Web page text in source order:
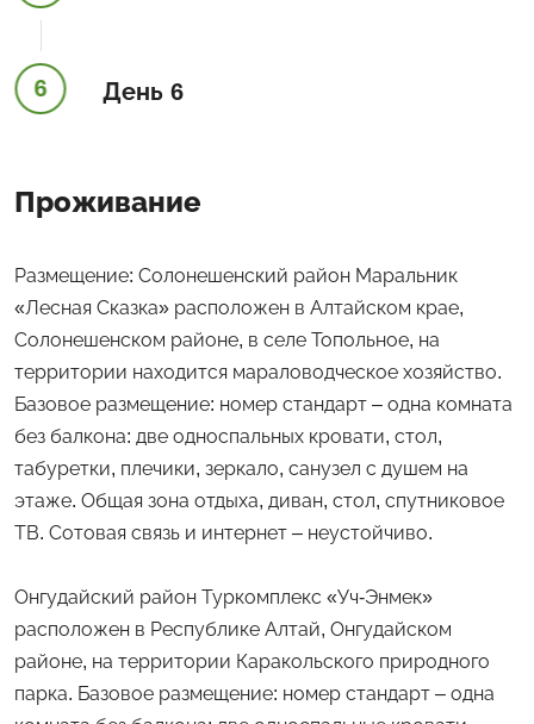
6 День 6
Проживание
Размещение: Солонешенский район Маральник
«Лесная Сказка» расположен в Алтайском крае,
Солонешенском районе, в селе Топольное, на
территории находится мараловодческое хозяйство.
Базовое размещение: номер стандарт – одна комната
без балкона: две односпальных кровати, стол,
табуретки, плечики, зеркало, санузел с душем на
этаже. Общая зона отдыха, диван, стол, спутниковое
ТВ. Сотовая связь и интернет – неустойчиво.
Онгудайский район Туркомплекс «Уч-Энмек»
расположен в Республике Алтай, Онгудайском
районе, на территории Каракольского природного
парка. Базовое размещение: номер стандарт – одна